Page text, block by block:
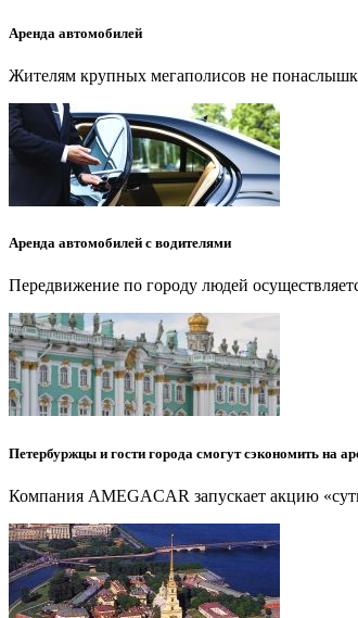
Аренда автомобилей
Жителям крупных мегаполисов не
Аренда автомобилей с водителями
Передвижение по городу людей
Петербуржцы и гости города смогут сэкономить на
Компания AMEGACAR запускает акцию